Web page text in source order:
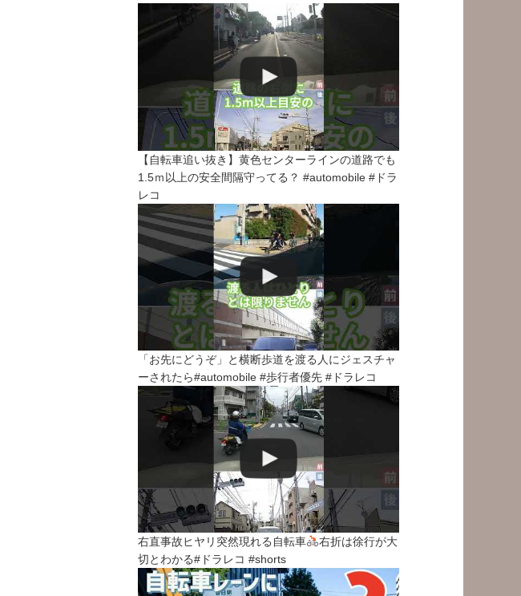
【自転車追い抜き】黄色センターラインの道路でも
1.5ｍ以上の安全間隔守ってる？ #automobile #ドラ
レコ
「お先にどうぞ」と横断歩道を渡る人にジェスチャ
ーされたら#automobile #歩行者優先 #ドラレコ
右直事故ヒヤリ突然現れる自転車
右折は徐行が大
切とわかる#ドラレコ #shorts